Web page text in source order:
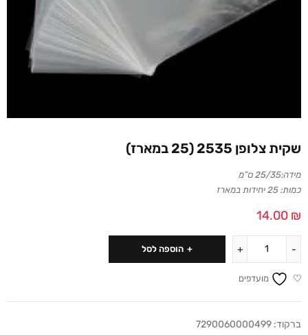
שקית צלופן 2535 (25 במארז)
מידה:25/35 ס”מ
כמות: 25 יחידות במארז
14.00 ₪
הוספה לסל
מועדפים
ברקוד: 7290060000499